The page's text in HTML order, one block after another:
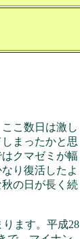
こ数日は激し
まったかと思
クマゼミが幅
り復活したよ
の日が長く続
ます。平成28